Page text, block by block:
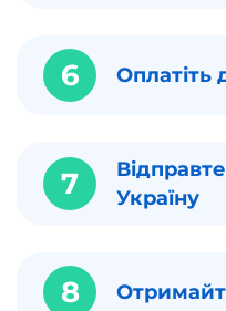
6 Оплатіть
7
Україну
8